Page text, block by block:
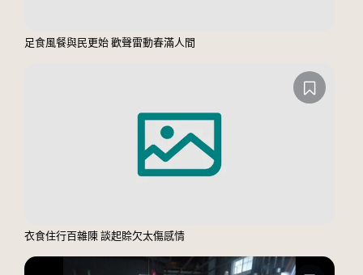
足食風餐與民更始 歡聲雷動春滿人間
衣食住行百雜陳 談起賒欠太傷感情